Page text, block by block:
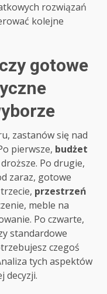
rozwiązań
kolejne
gotowe
zastanów się nad
pierwsze, budżet
Po drugie,
zaraz, gotowe
przestrzeń
meble na
Po czwarte,
standardowe
czegoś
tych aspektów
decyzji.